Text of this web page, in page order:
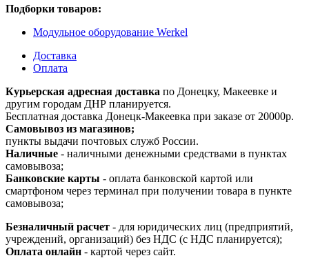
Подборки товаров:
Модульное оборудование Werkel
Доставка
Оплата
Курьерская адресная доставка по Донецку, Макеевке и
другим городам ДНР планируется.
Бесплатная доставка Донецк-Макеевка при заказе от 20000р.
Самовывоз из магазинов;
пункты выдачи почтовых служб России.
Наличные - наличными денежными средствами в пунктах
самовывоза;
Банковские карты - оплата банковской картой или
смартфоном через терминал при получении товара в пункте
самовывоза;
Безналичный расчет - для юридических лиц (предприятий,
учреждений, организаций) без НДС (с НДС планируется);
Оплата онлайн - картой через сайт.